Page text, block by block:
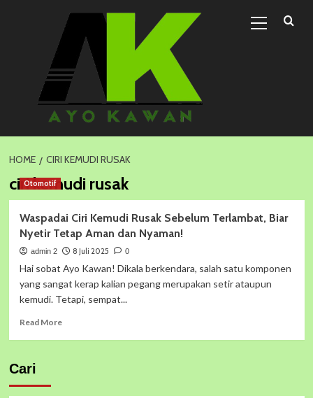
Menu
HOME CIRI KEMUDI RUSAK
ciri kemudi rusak
Otomotif
Waspadai Ciri Kemudi Rusak Sebelum Terlambat, Biar
Nyetir Tetap Aman dan Nyaman!
admin 2 8 Juli 2025 0
Hai sobat Ayo Kawan! Dikala berkendara, salah satu komponen
yang sangat kerap kalian pegang merupakan setir ataupun
kemudi. Tetapi, sempat...
Read MoreRead
Cari